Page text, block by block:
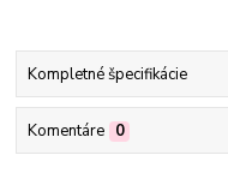
Kompletné špecifikácie
Komentáre 0